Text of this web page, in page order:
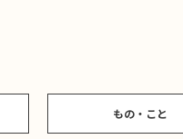
もの・こと